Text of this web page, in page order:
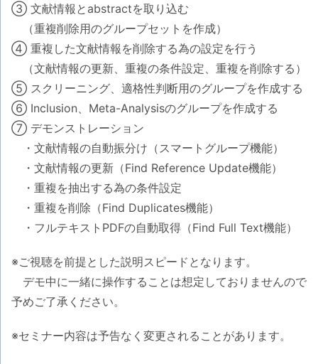
③ 文献情報とabstractを取り込む
（重複削除用のグループセットを作成）
④ 重複した文献情報を削除する為の設定を行う
（文献情報の更新、重複の条件設定、重複を削除する）
⑤ スクリーニング、適格性判断用のグループを作成する
⑥ Inclusion、Meta-Analysisのグループを作成する
⑦ デモンストレーション
・文献情報の自動振分け（スマートグループ機能）
・文献情報の更新（Find Reference Update機能）
・重複を抽出する為の条件設定
・重複を削除（Find Duplicates機能）
・フルテキストPDFの自動取得（Find Full Text機能）
※ご視聴を前提とした説明スピードとなります。
デモ中に一緒に操作することは想定しておりませんので
予めご了承ください。
※セミナー内容は予告なく変更されることがあります。